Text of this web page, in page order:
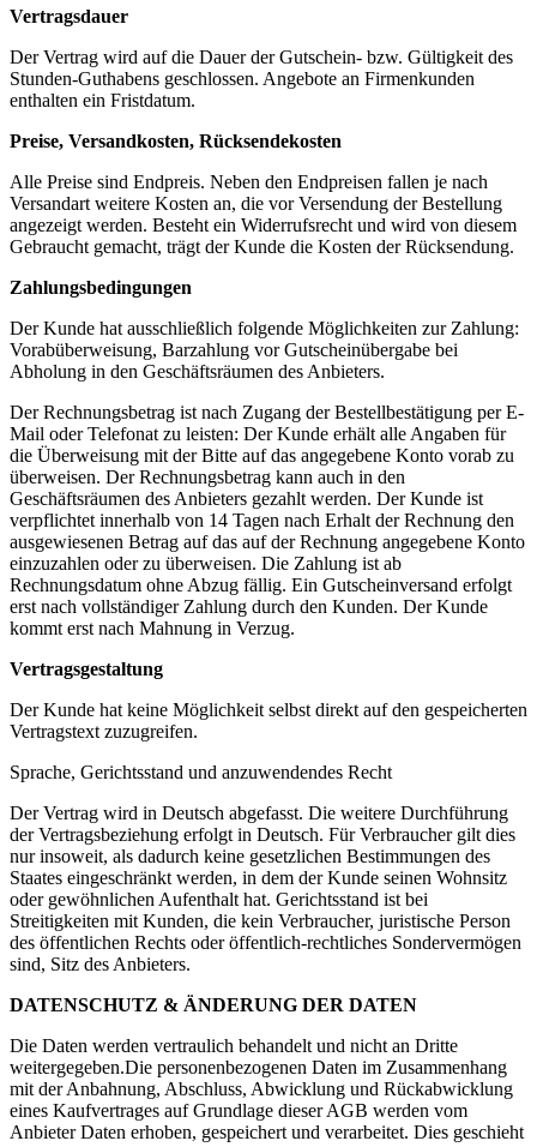
Vertragsdauer
Der Vertrag wird auf die Dauer der Gutschein- bzw. Gültigkeit des
Stunden-Guthabens geschlossen. Angebote an Firmenkunden
enthalten ein Fristdatum.
Preise, Versandkosten, Rücksendekosten
Alle Preise sind Endpreis. Neben den Endpreisen fallen je nach
Versandart weitere Kosten an, die vor Versendung der Bestellung
angezeigt werden. Besteht ein Widerrufsrecht und wird von diesem
Gebraucht gemacht, trägt der Kunde die Kosten der Rücksendung.
Zahlungsbedingungen
Der Kunde hat ausschließlich folgende Möglichkeiten zur Zahlung:
Vorabüberweisung, Barzahlung vor Gutscheinübergabe bei
Abholung in den Geschäftsräumen des Anbieters.
Der Rechnungsbetrag ist nach Zugang der Bestellbestätigung per E-
Mail oder Telefonat zu leisten: Der Kunde erhält alle Angaben für
die Überweisung mit der Bitte auf das angegebene Konto vorab zu
überweisen. Der Rechnungsbetrag kann auch in den
Geschäftsräumen des Anbieters gezahlt werden. Der Kunde ist
verpflichtet innerhalb von 14 Tagen nach Erhalt der Rechnung den
ausgewiesenen Betrag auf das auf der Rechnung angegebene Konto
einzuzahlen oder zu überweisen. Die Zahlung ist ab
Rechnungsdatum ohne Abzug fällig. Ein Gutscheinversand erfolgt
erst nach vollständiger Zahlung durch den Kunden. Der Kunde
kommt erst nach Mahnung in Verzug.
Vertragsgestaltung
Der Kunde hat keine Möglichkeit selbst direkt auf den gespeicherten
Vertragstext zuzugreifen.
Sprache, Gerichtsstand und anzuwendendes Recht
Der Vertrag wird in Deutsch abgefasst. Die weitere Durchführung
der Vertragsbeziehung erfolgt in Deutsch. Für Verbraucher gilt dies
nur insoweit, als dadurch keine gesetzlichen Bestimmungen des
Staates eingeschränkt werden, in dem der Kunde seinen Wohnsitz
oder gewöhnlichen Aufenthalt hat. Gerichtsstand ist bei
Streitigkeiten mit Kunden, die kein Verbraucher, juristische Person
des öffentlichen Rechts oder öffentlich-rechtliches Sondervermögen
sind, Sitz des Anbieters.
DATENSCHUTZ & ÄNDERUNG DER DATEN
Die Daten werden vertraulich behandelt und nicht an Dritte
weitergegeben.Die personenbezogenen Daten im Zusammenhang
mit der Anbahnung, Abschluss, Abwicklung und Rückabwicklung
eines Kaufvertrages auf Grundlage dieser AGB werden vom
Anbieter Daten erhoben, gespeichert und verarbeitet. Dies geschieht